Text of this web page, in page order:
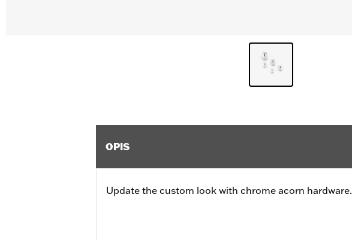
OPIS
Update the custom look with chrome acorn hardware.